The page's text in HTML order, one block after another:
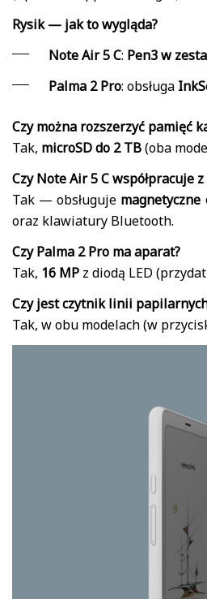
Rysik — jak to wygląda?
Note Air 5 C: Pen3 w
Palma 2 Pro: obsługa
Czy można rozszerzyć pamięć
Tak, microSD do 2 TB(oba
Czy Note Air 5 C współpracuje
Tak — obsługuje
oraz klawiatury Bluetooth.
Czy Palma 2 Pro ma aparat?
Tak, 16 MP z diodą LED
Czy jest czytnik linii
Tak, w obu modelach (w